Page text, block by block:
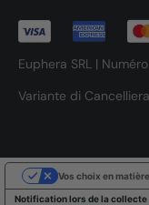
Euphera SRL |
Variante di
Notification lors de la collecte
Vos choix en